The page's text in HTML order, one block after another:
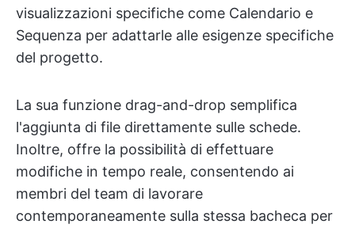
visualizzazioni specifiche come Calendario e
Sequenza per adattarle alle esigenze specifiche
del progetto.
La sua funzione drag-and-drop semplifica
l'aggiunta di file direttamente sulle schede.
Inoltre, offre la possibilità di effettuare
modifiche in tempo reale, consentendo ai
membri del team di lavorare
contemporaneamente sulla stessa bacheca per